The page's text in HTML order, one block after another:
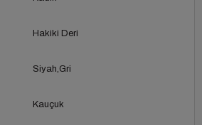
Hakiki Deri
Siyah Gri
Kauçuk